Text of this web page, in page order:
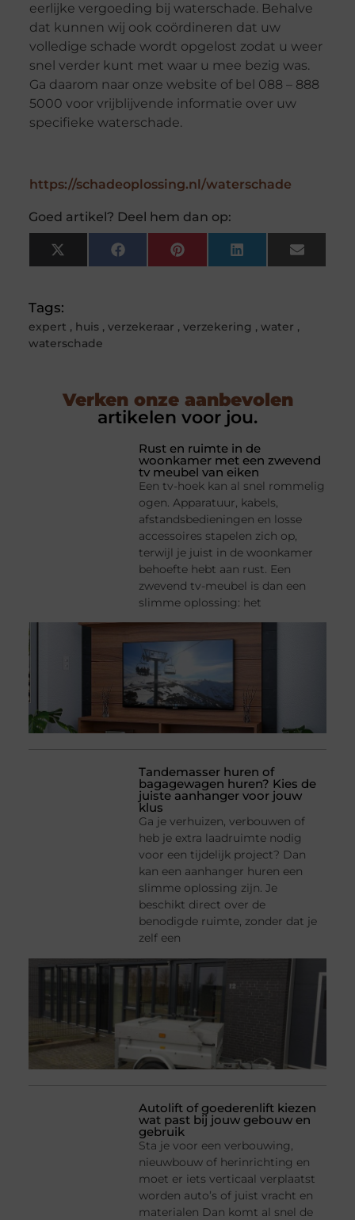
eerlijke vergoeding bij waterschade. Behalve
dat kunnen wij ook coördineren dat uw
volledige schade wordt opgelost zodat u weer
snel verder kunt met waar u mee bezig was.
Ga daarom naar onze website of bel 088 – 888
5000 voor vrijblijvende informatie over uw
specifieke waterschade.
https://schadeoplossing.nl/waterschade
Goed artikel? Deel hem dan op:
X
(Twitter)
FacebookPinterestLinkedInEmail
Tags:
expert , huis, verzekeraar , verzekering , water ,
waterschade
Verken onze aanbevolen
artikelen voor jou.
Rust en ruimte in de
woonkamer met een zwevend
tv meubel van eiken
Een tv-hoek kan al snel rommelig
ogen. Apparatuur, kabels,
afstandsbedieningen en losse
accessoires stapelen zich op,
terwijl je juist in de woonkamer
behoefte hebt aan rust. Een
zwevend tv-meubel is dan een
slimme oplossing: het
Tandemasser huren of
bagagewagen huren? Kies de
juiste aanhanger voor jouw
klus
Ga je verhuizen, verbouwen of
heb je extra laadruimte nodig
voor een tijdelijk project? Dan
kan een aanhanger huren een
slimme oplossing zijn. Je
beschikt direct over de
benodigde ruimte, zonder dat je
zelf een
Autolift of goederenlift kiezen
wat past bij jouw gebouw en
gebruik
Sta je voor een verbouwing,
nieuwbouw of herinrichting en
moet er iets verticaal verplaatst
worden auto’s of juist vracht en
materialen Dan komt al snel de